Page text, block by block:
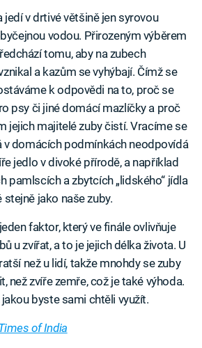
v drtivé většině jen syrovou
vodou. Přirozeným výběrem
tomu, aby na zubech
a kazům se vyhýbají. Čímž se
k odpovědi na to, proč se
psy či jiné domácí mazlíčky a proč
jejich majitelé zuby čistí. Vracíme se
v domácích podmínkách neodpovídá
jedlo v divoké přírodě, a například
pamlscích a zbytcích „lidského“ jídla
jako naše zuby.
faktor, který ve finále ovlivňuje
u zvířat, a to je jejich délka života. U
než u lidí, takže mnohdy se zuby
než zvíře zemře, což je také výhoda.
byste sami chtěli využít.
of India